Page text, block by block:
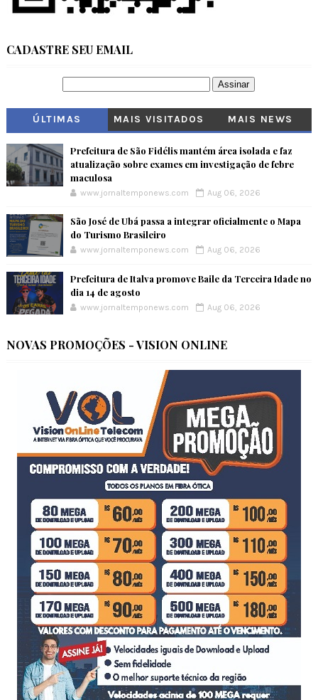
CADASTRE SEU EMAIL
ÚLTIMAS MAIS VISITADOS MAIS NEWS
Prefeitura de São Fidélis mantém área isolada e faz
atualização sobre exames em investigação de febre
maculosa
www.jornaltemponews.com Aug 06, 2026
São José de Ubá passa a integrar oficialmente o Mapa
do Turismo Brasileiro
www.jornaltemponews.com Aug 06, 2026
Prefeitura de Italva promove Baile da Terceira Idade no
dia 14 de agosto
www.jornaltemponews.com Aug 06, 2026
NOVAS PROMOÇÕES - VISION ONLINE